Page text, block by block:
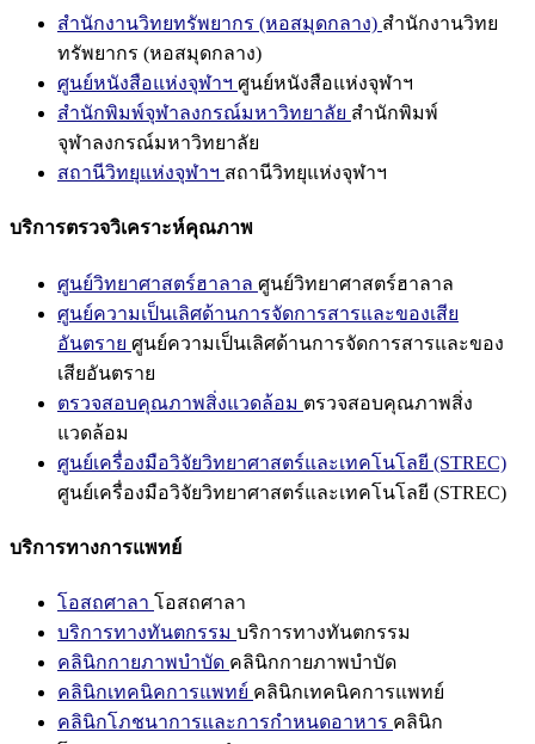
สำนักงานวิทยทรัพยากร (หอสมุดกลาง) สำนักงานวิทย
ทรัพยากร (หอสมุดกลาง)
ศูนย์หนังสือแห่งจุฬาฯ ศูนย์หนังสือแห่งจุฬาฯ
สำนักพิมพ์จุฬาลงกรณ์มหาวิทยาลัย สำนักพิมพ์
จุฬาลงกรณ์มหาวิทยาลัย
สถานีวิทยุแห่งจุฬาฯ สถานีวิทยุแห่งจุฬาฯ
บริการตรวจวิเคราะห์คุณภาพ
ศูนย์วิทยาศาสตร์ฮาลาล ศูนย์วิทยาศาสตร์ฮาลาล
ศูนย์ความเป็นเลิศด้านการจัดการสารและของเสีย
อันตราย ศูนย์ความเป็นเลิศด้านการจัดการสารและของ
เสียอันตราย
ตรวจสอบคุณภาพสิ่งแวดล้อม ตรวจสอบคุณภาพสิ่ง
แวดล้อม
ศูนย์เครื่องมือวิจัยวิทยาศาสตร์และเทคโนโลยี (STREC)
ศูนย์เครื่องมือวิจัยวิทยาศาสตร์และเทคโนโลยี (STREC)
บริการทางการแพทย์
โอสถศาลา โอสถศาลา
บริการทางทันตกรรม บริการทางทันตกรรม
คลินิกกายภาพบำบัด คลินิกกายภาพบำบัด
คลินิกเทคนิคการแพทย์ คลินิกเทคนิคการแพทย์
คลินิกโภชนาการและการกำหนดอาหาร คลินิก